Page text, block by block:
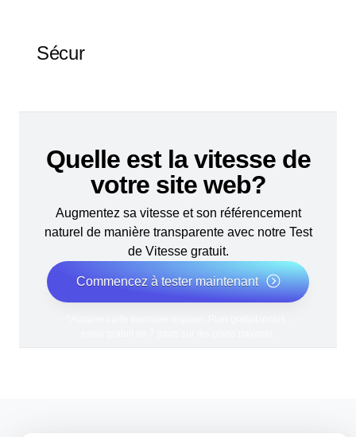
Sécur
Quelle est la vitesse de
votre site web?
Augmentez sa vitesse et son référencement
naturel de manière transparente avec notre Test
de Vitesse gratuit.
Commencez à tester maintenant